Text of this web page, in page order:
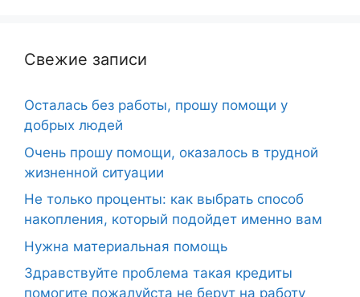
Свежие записи
Осталась без работы, прошу помощи у
добрых людей
Очень прошу помощи, оказалось в трудной
жизненной ситуации
Не только проценты: как выбрать способ
накопления, который подойдет именно вам
Нужна материальная помощь
Здравствуйте проблема такая кредиты
помогите пожалуйста не берут на работу